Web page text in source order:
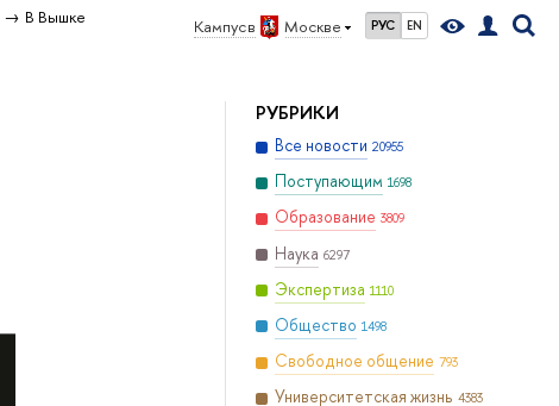
Кампус в Москве РУС EN
В Вышке
РУБРИКИ
Все новости 20955
Поступающим 1698
Образование 3809
Наука 6297
Экспертиза 1110
Общество 1498
Свободное общение 793
Университетская жизнь 4383